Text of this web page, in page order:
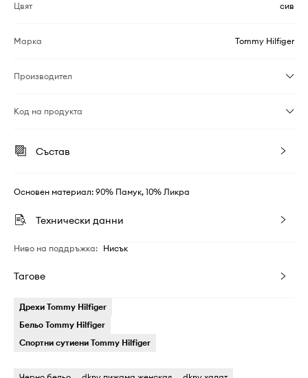
Цвят сив
Марка Tommy Hilfiger
Производител
Код на продукта
Състав
Основен материал: 90% Памук, 10% Ликра
Технически данни
Ниво на поддръжка: Нисък
Тагове
Дрехи Tommy Hilfiger
Бельо Tommy Hilfiger
Спортни сутиени Tommy Hilfiger